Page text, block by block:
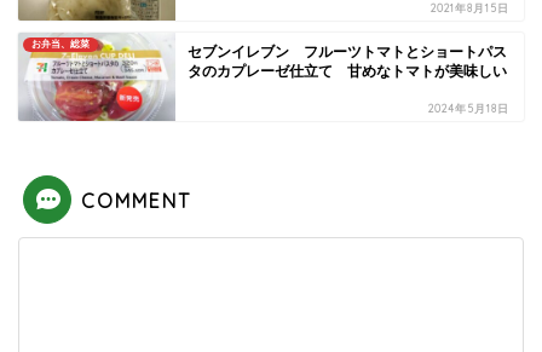
2021年8月15日
お弁当、総菜
セブンイレブン フルーツトマトとショートパス
タのカプレーゼ仕立て 甘めなトマトが美味しい
2024年5月18日
COMMENT